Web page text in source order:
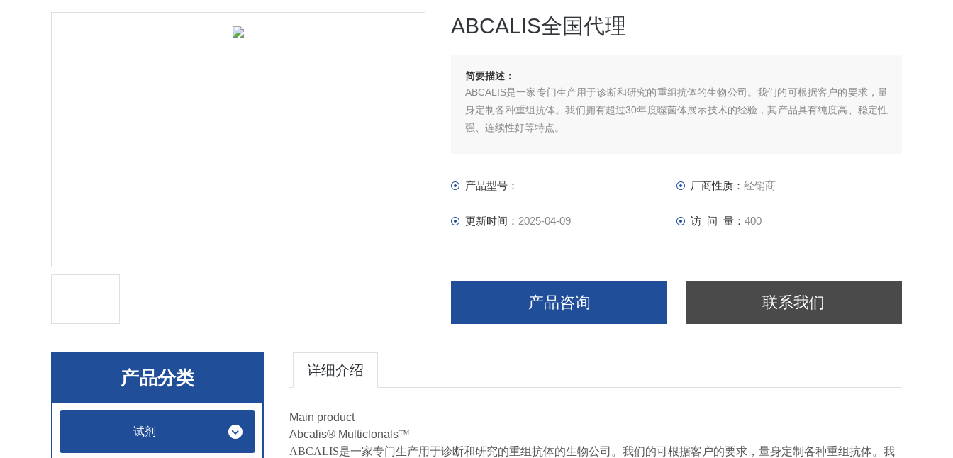
ABCALIS全国代理
简要描述：
ABCALIS是一家专门生产用于诊断和研究的重组抗体的生物公司。我们的可根据客户的要求，量
身定制各种重组抗体。我们拥有超过30年度噬菌体展示技术的经验，其产品具有纯度高、稳定性
强、连续性好等特点。
产品型号： 厂商性质： 经销商
更新时间： 2025-04-09 访 问 量： 400
产品咨询 联系我们
产品分类
试剂
详细介绍
Main product
Abcalis® Multiclonals™
ABCALIS是一家专门生产用于诊断和研究的重组抗体的生物公司。我们的可根据客户的要求，量身定制各种重组抗体。我